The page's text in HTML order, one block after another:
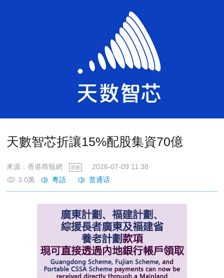
天數智芯折讓15%配股集資70億
來源：香港商報網 原創
2026-07-09 11:38
3.0萬